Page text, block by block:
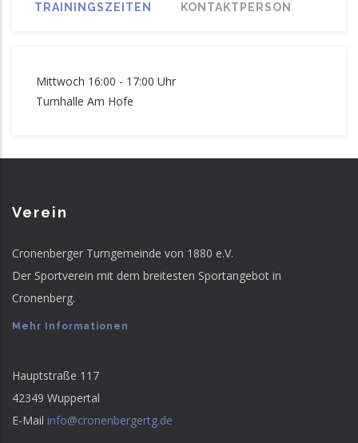
TRAININGSZEITEN KONTAKTPERSON
Mittwoch 16:00 - 17:00 Uhr
Turnhalle Am Hofe
Verein
Cronenberger Turngemeinde von 1880 e.V.
Der Sportverein mit dem breitesten Sportangebot in
Cronenberg.
Mehr Informationen
Hauptstraße 117
42349 Wuppertal
E-Mail info@cronenbergertg.de